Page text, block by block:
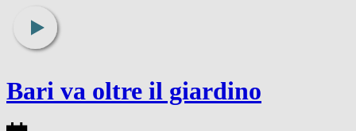
Bari va oltre il giardino